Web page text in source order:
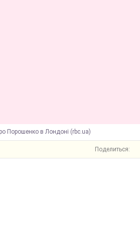
Порошенко в Лондоні (rbc.ua)
Поделиться: